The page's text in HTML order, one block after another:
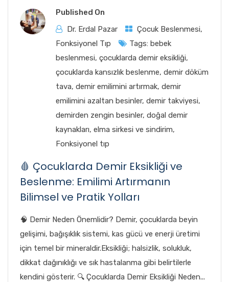
Published On
Dr. Erdal Pazar
Çocuk Beslenmesi,
Fonksiyonel Tıp
Tags: bebek
beslenmesi, çocuklarda demir eksikliği,
çocuklarda kansızlık beslenme, demir döküm
tava, demir emilimini artırmak, demir
emilimini azaltan besinler, demir takviyesi,
demirden zengin besinler, doğal demir
kaynakları, elma sirkesi ve sindirim,
Fonksiyonel tıp
🩸 Çocuklarda Demir Eksikliği ve
Beslenme: Emilimi Artırmanın
Bilimsel ve Pratik Yolları
🧠 Demir Neden Önemlidir? Demir, çocuklarda beyin
gelişimi, bağışıklık sistemi, kas gücü ve enerji üretimi
için temel bir mineraldir.Eksikliği; halsizlik, solukluk,
dikkat dağınıklığı ve sık hastalanma gibi belirtilerle
kendini gösterir. 🔍 Çocuklarda Demir Eksikliği Neden...